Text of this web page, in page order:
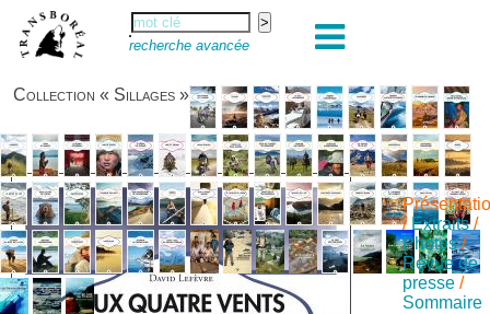
recherche avancée
Collection « Sillages »
/ Extraits/
Photos/
Revue de
presse /
Sommaire